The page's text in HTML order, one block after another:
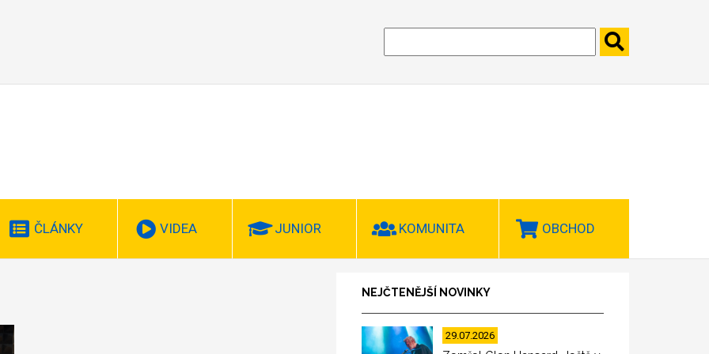
ČLÁNKY VIDEA JUNIOR KOMUNITA OBCHOD
NEJČTENĚJŠÍ NOVINKY
29.07.2026